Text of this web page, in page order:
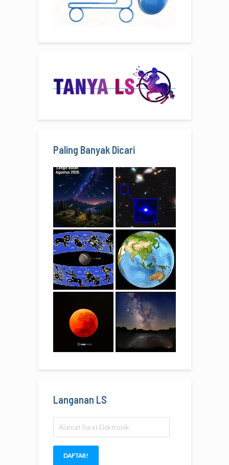
Paling Banyak Dicari
Langanan LS
Surat
Elektronik
DAFTAR!